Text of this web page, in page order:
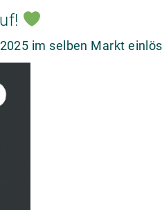
im selben Markt